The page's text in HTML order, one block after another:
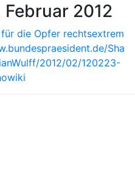
2012
die Opfer rechtsextrem
Sha
2012/02/120223-